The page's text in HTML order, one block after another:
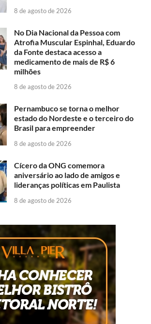
8 de agosto de 2026
No Dia Nacional da Pessoa com
Atrofia Muscular Espinhal, Eduardo
da Fonte destaca acesso a
medicamento de mais de R$ 6
milhões
8 de agosto de 2026
Pernambuco se torna o melhor
estado do Nordeste e o terceiro do
Brasil para empreender
8 de agosto de 2026
Cícero da ONG comemora
aniversário ao lado de amigos e
lideranças políticas em Paulista
8 de agosto de 2026